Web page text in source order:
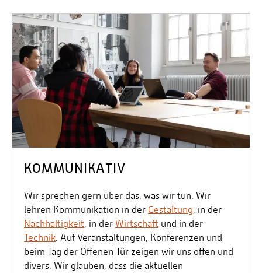
KOMMUNIKATIV
Wir sprechen gern über das, was wir tun. Wir
lehren Kommunikation in der Gestaltung, in der
Nachhaltigkeit, in der Wirtschaft und in der
Technik. Auf Veranstaltungen, Konferenzen und
beim Tag der Offenen Tür zeigen wir uns offen und
divers. Wir glauben, dass die aktuellen